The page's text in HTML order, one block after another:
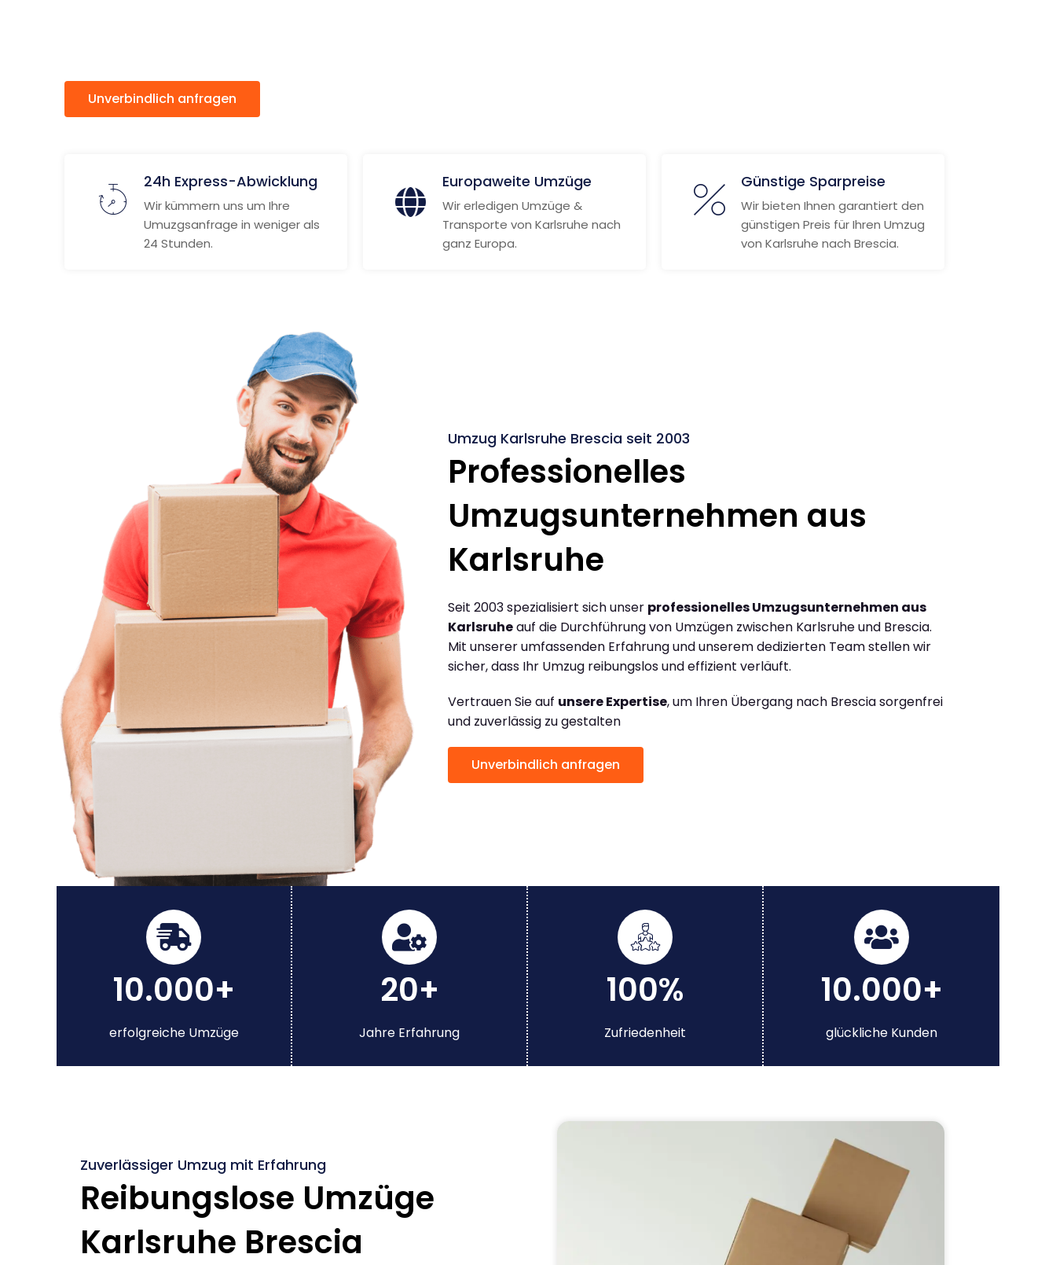
Unverbindlich anfragen
24h Express-Abwicklung
Wir kümmern uns um Ihre
Umuzgsanfrage in weniger als
24 Stunden.
Europaweite Umzüge
Wir erledigen Umzüge &
Transporte von Karlsruhe nach
ganz Europa.
Günstige Sparpreise
Wir bieten Ihnen garantiert den
günstigen Preis für Ihren Umzug
von Karlsruhe nach Brescia.
Umzug Karlsruhe Brescia seit 2003
Professionelles
Umzugsunternehmen aus
Karlsruhe
Seit 2003 spezialisiert sich unser professionelles Umzugsunternehmen aus
Karlsruheauf die Durchführung von Umzügen zwischen Karlsruhe und Brescia.
Mit unserer umfassenden Erfahrung und unserem dedizierten Team stellen wir
sicher, dass Ihr Umzug reibungslos und effizient verläuft.
Vertrauen Sie auf unsere Expertise, um Ihren Übergang nach Brescia sorgenfrei
und zuverlässig zu gestalten
Unverbindlich anfragen
10.000+
erfolgreiche Umzüge
20+
Jahre Erfahrung
100%
Zufriedenheit
10.000+
glückliche Kunden
Zuverlässiger Umzug mit Erfahrung
Reibungslose Umzüge
Karlsruhe Brescia